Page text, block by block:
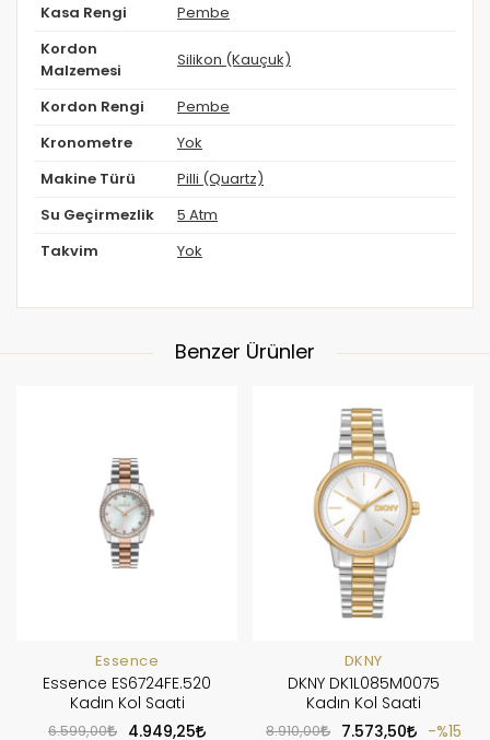
Kasa Rengi Pembe
Kordon
Malzemesi
Silikon (Kauçuk)
Kordon Rengi Pembe
Kronometre Yok
Makine Türü Pilli (Quartz)
Su Geçirmezlik 5 Atm
Takvim Yok
Benzer Ürünler
Essence
Essence ES6724FE.520
Kadın Kol Saati
6.599,00
4.949,25
DKNY
DKNY DK1L085M0075
Kadın Kol Saati
8.910,00 7.573,50 %15